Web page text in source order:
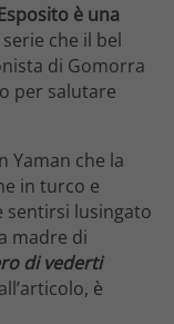
è una
che il bel
di Gomorra
per salutare
Yaman che la
in turco e
sentirsi lusingato
madre di
di vederti
è